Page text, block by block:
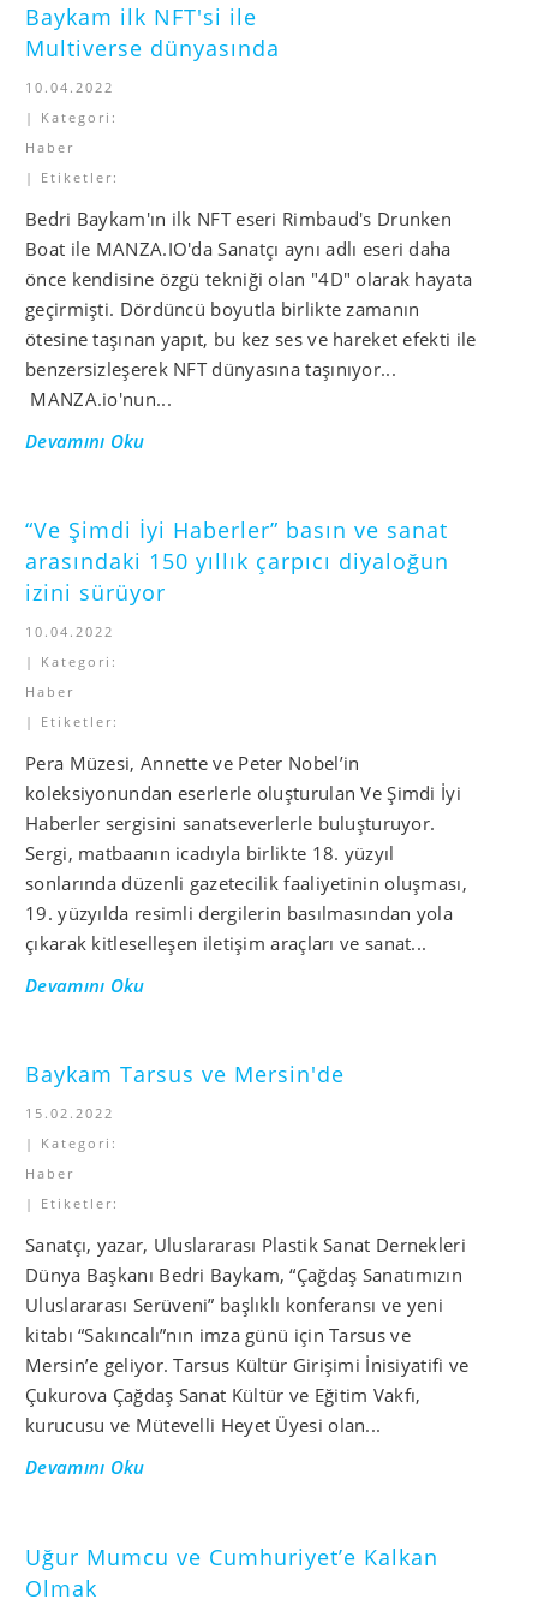
Baykam ilk NFT'si ile
Multiverse dünyasında
10.04.2022
| Kategori:
Haber
| Etiketler:
Bedri Baykam'ın ilk NFT eseri Rimbaud's Drunken
Boat ile MANZA.IO'da Sanatçı aynı adlı eseri daha
önce kendisine özgü tekniği olan "4D" olarak hayata
geçirmişti. Dördüncü boyutla birlikte zamanın
ötesine taşınan yapıt, bu kez ses ve hareket efekti ile
benzersizleşerek NFT dünyasına taşınıyor...
MANZA.io'nun...
Devamını Oku
“Ve Şimdi İyi Haberler” basın ve sanat
arasındaki 150 yıllık çarpıcı diyaloğun
izini sürüyor
10.04.2022
| Kategori:
Haber
| Etiketler:
Pera Müzesi, Annette ve Peter Nobel’in
koleksiyonundan eserlerle oluşturulan Ve Şimdi İyi
Haberler sergisini sanatseverlerle buluşturuyor.
Sergi, matbaanın icadıyla birlikte 18. yüzyıl
sonlarında düzenli gazetecilik faaliyetinin oluşması,
19. yüzyılda resimli dergilerin basılmasından yola
çıkarak kitleselleşen iletişim araçları ve sanat...
Devamını Oku
Baykam Tarsus ve Mersin'de
15.02.2022
| Kategori:
Haber
| Etiketler:
Sanatçı, yazar, Uluslararası Plastik Sanat Dernekleri
Dünya Başkanı Bedri Baykam, “Çağdaş Sanatımızın
Uluslararası Serüveni” başlıklı konferansı ve yeni
kitabı “Sakıncalı”nın imza günü için Tarsus ve
Mersin’e geliyor. Tarsus Kültür Girişimi İnisiyatifi ve
Çukurova Çağdaş Sanat Kültür ve Eğitim Vakfı,
kurucusu ve Mütevelli Heyet Üyesi olan...
Devamını Oku
Uğur Mumcu ve Cumhuriyet’e Kalkan
Olmak